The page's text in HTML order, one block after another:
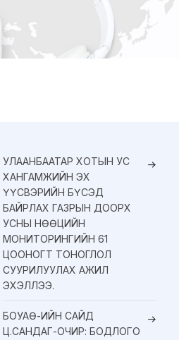
УЛААНБААТАР ХОТЫН УС
ХАНГАМЖИЙН ЭХ
ҮҮСВЭРИЙН БҮСЭД
БАЙРЛАХ ГАЗРЫН ДООРХ
УСНЫ НӨӨЦИЙН
МОНИТОРИНГИЙН 61
ЦООНОГТ ТОНОГЛОЛ
СУУРИЛУУЛАХ АЖИЛ
ЭХЭЛЛЭЭ.
БОУАӨ-ИЙН САЙД
Ц.САНДАГ-ОЧИР: БОДЛОГО